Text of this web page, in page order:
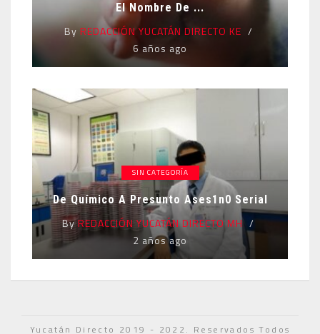
El Nombre De ...
By REDACCIÓN YUCATÁN DIRECTO KE
6 años ago
SIN CATEGORÍA
De Químico A Presunto Ases1n0 Serial
ByREDACCIÓN YUCATÁN DIRECTO MH
2 años ago
Yucatán Directo 2019 - 2022. Reservados Todos